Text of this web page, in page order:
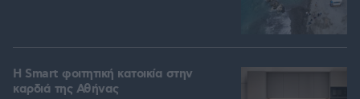
Η Smart φοιτητική κατοικία στην
καρδιά της Αθήνας